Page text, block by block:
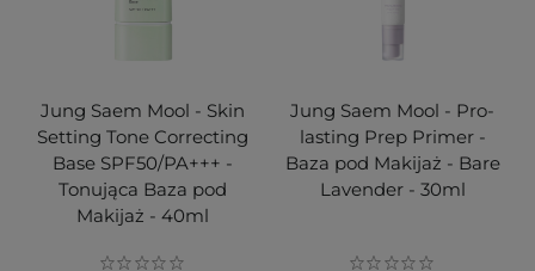
Jung Saem Mool - Skin
Setting Tone Correcting
Base SPF50/PA+++ -
Tonująca Baza pod
Makijaż - 40ml
Jung Saem Mool - Pro-
lasting Prep Primer -
Baza pod Makijaż - Bare
Lavender - 30ml